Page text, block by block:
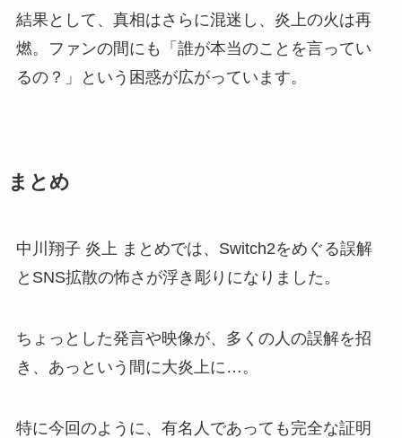
結果として、真相はさらに混迷し、炎上の火は再
燃。ファンの間にも「誰が本当のことを言ってい
るの？」という困惑が広がっています。
まとめ
中川翔子 炎上 まとめでは、Switch2をめぐる誤解
とSNS拡散の怖さが浮き彫りになりました。
ちょっとした発言や映像が、多くの人の誤解を招
き、あっという間に大炎上に…。
特に今回のように、有名人であっても完全な証明